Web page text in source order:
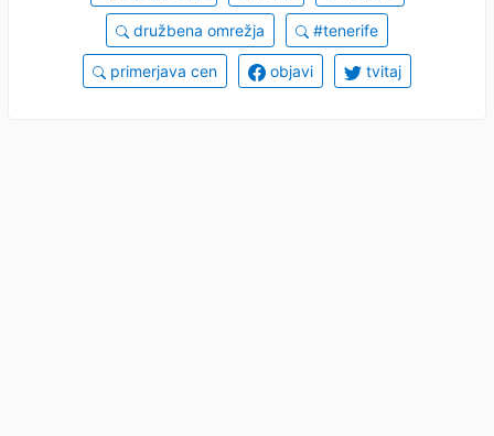
družbena omrežja #tenerife
primerjava cen objavi tvitaj